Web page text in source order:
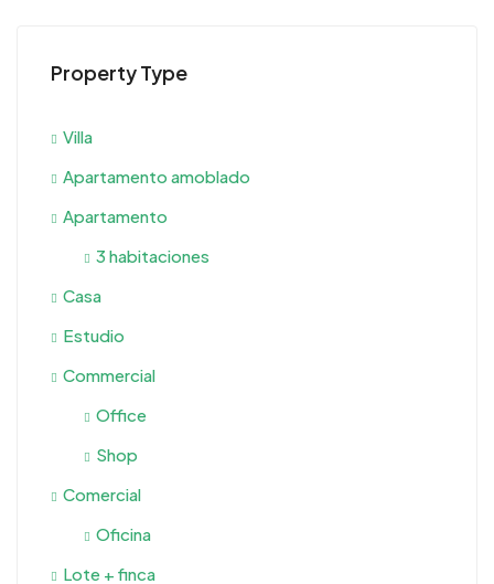
Property Type
Villa
Apartamento amoblado
Apartamento
3 habitaciones
Casa
Estudio
Commercial
Office
Shop
Comercial
Oficina
Lote + finca